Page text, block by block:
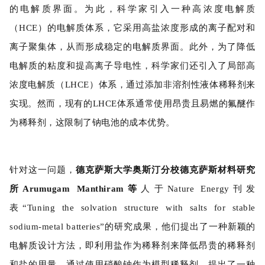
的电解质界面。为此，科学家引入一种高浓度电解质
（HCE）的电解质体系，它采用高盐浓度形成的离子配对和
离子聚集体，从而形成稳定的电解质界面。此外，为了降低
电解质的粘度和提高离子导电性，科学家们还引入了局部高
浓度电解质（LHCE）体系，通过添加非溶剂性液体稀释剂来
实现。然而，现有的LHCE体系通常使用昂贵且易燃的氟醚作
为稀释剂，这限制了钠电池的成本优势。
针对这一问题，德克萨斯大学奥斯汀分校德克萨斯材料研究
所Arumugam Manthiram等
人于Nature Energy刊发
表“Tuning the solvation structure with salts for stable
sodium-metal batteries”的研究成果，他们提出了一种新颖的
电解质设计方法，即利用盐作为稀释剂来降低昂贵的稀释剂